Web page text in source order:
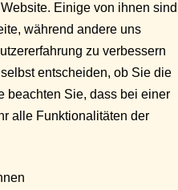
Einige von ihnen sind
während andere uns
zu verbessern
entscheiden, ob Sie die
beachten Sie, dass bei einer
alle Funktionalitäten der